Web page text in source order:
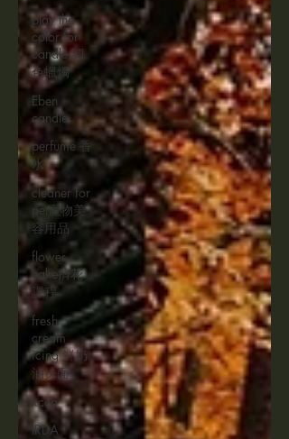
play the
color for
candle,調
色蠟燭
Eben
candle
perfume 香
水
cleaner for
pet寵物美
容用品
flower
cake擠花
課程
fresh
cream
icing 鮮奶
油抹面
kcca
IRDA